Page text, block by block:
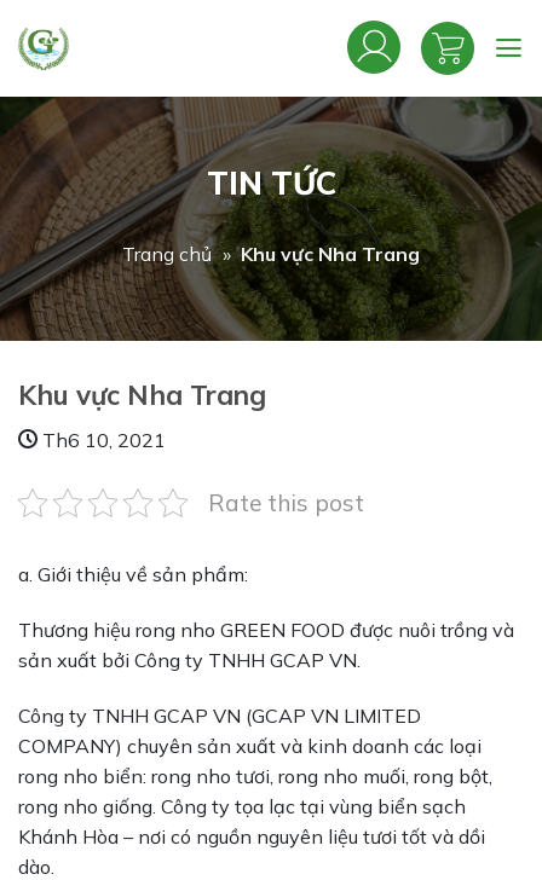
qua
dung
TIN TỨC
Trang chủ » Khu vực Nha Trang
Khu vực Nha Trang
Th6 10, 2021
Rate this post
a. Giới thiệu về sản phẩm:
Thương hiệu rong nho GREEN FOOD được nuôi trồng và
sản xuất bởi Công ty TNHH GCAP VN.
Công ty TNHH GCAP VN (GCAP VN LIMITED
COMPANY) chuyên sản xuất và kinh doanh các loại
rong nho biển: rong nho tươi, rong nho muối, rong bột,
rong nho giống. Công ty tọa lạc tại vùng biển sạch
Khánh Hòa – nơi có nguồn nguyên liệu tươi tốt và dồi
dào.